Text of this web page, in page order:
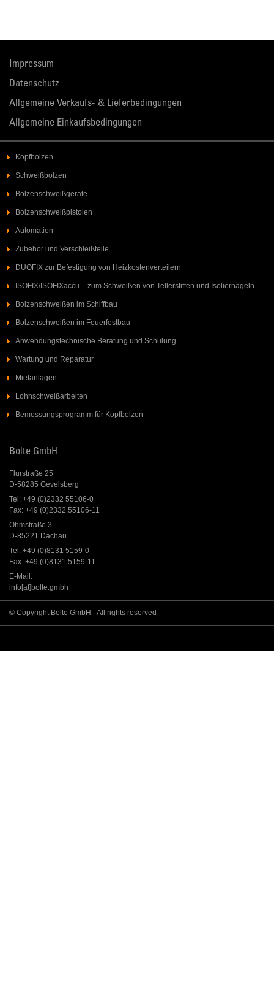
Impressum
Datenschutz
Allgemeine Verkaufs- & Lieferbedingungen
Allgemeine Einkaufsbedingungen
Kopfbolzen
Schweißbolzen
Bolzenschweißgeräte
Bolzenschweißpistolen
Automation
Zubehör und Verschleißteile
DUOFIX zur Befestigung von Heizkostenverteilern
ISOFIX/ISOFIXaccu – zum Schweißen von Tellerstiften und Isoliernägeln
Bolzenschweißen im Schiffbau
Bolzenschweißen im Feuerfestbau
Anwendungstechnische Beratung und Schulung
Wartung und Reparatur
Mietanlagen
Lohnschweißarbeiten
Bemessungsprogramm für Kopfbolzen
Bolte GmbH
Flurstraße 25
D-58285 Gevelsberg
Tel: +49 (0)2332 55106-0
Fax: +49 (0)2332 55106-11
Ohmstraße 3
D-85221 Dachau
Tel: +49 (0)8131 5159-0
Fax: +49 (0)8131 5159-11
E-Mail:
info[at]bolte.gmbh
© Copyright Bolte GmbH - All rights reserved